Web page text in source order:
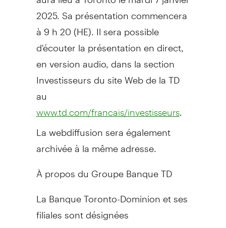
2025. Sa présentation commencera
à 9 h 20 (HE). Il sera possible
d'écouter la présentation en direct,
en version audio, dans la section
Investisseurs du site Web de la TD
au
www.td.com/francais/investisseurs.
La webdiffusion sera également
archivée à la même adresse.
À propos du Groupe Banque TD
La Banque Toronto-Dominion et ses
filiales sont désignées